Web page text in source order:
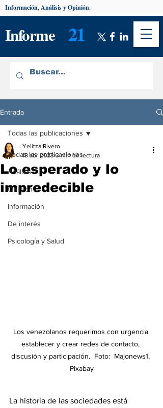
Informe 21
Información, Análisis y Opinión.
Entrada
Todas las publicaciones
Análisis
Opinión
Información
De interés
Psicología y Salud
Todas las publicaciones
Lo esperado y lo
impredecible
Yelitza Rivero
18 abr 2023 3 min de lectura
Los venezolanos requerimos con urgencia
establecer y crear redes de contacto,
discusión y participación.  Foto:  Majonews1,
Pixabay
La historia de las sociedades está